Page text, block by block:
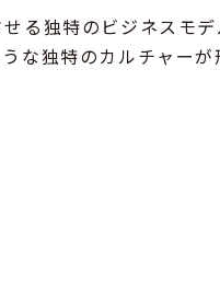
る独特のビジネスモ
な独特のカルチャー